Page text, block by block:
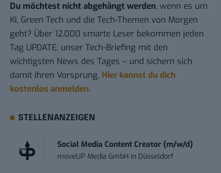
Du möchtest nicht abgehängt werden, wenn es um
KI, Green Tech und die Tech-Themen von Morgen
geht? Über 12.000 smarte Leser bekommen jeden
Tag UPDATE, unser Tech-Briefing mit den
wichtigsten News des Tages – und sichern sich
damit ihren Vorsprung. Hier kannst du dich
kostenlos anmelden.
STELLENANZEIGEN
Social Media Content Creator (m/w/d)
moveUP Media GmbH in Düsseldorf